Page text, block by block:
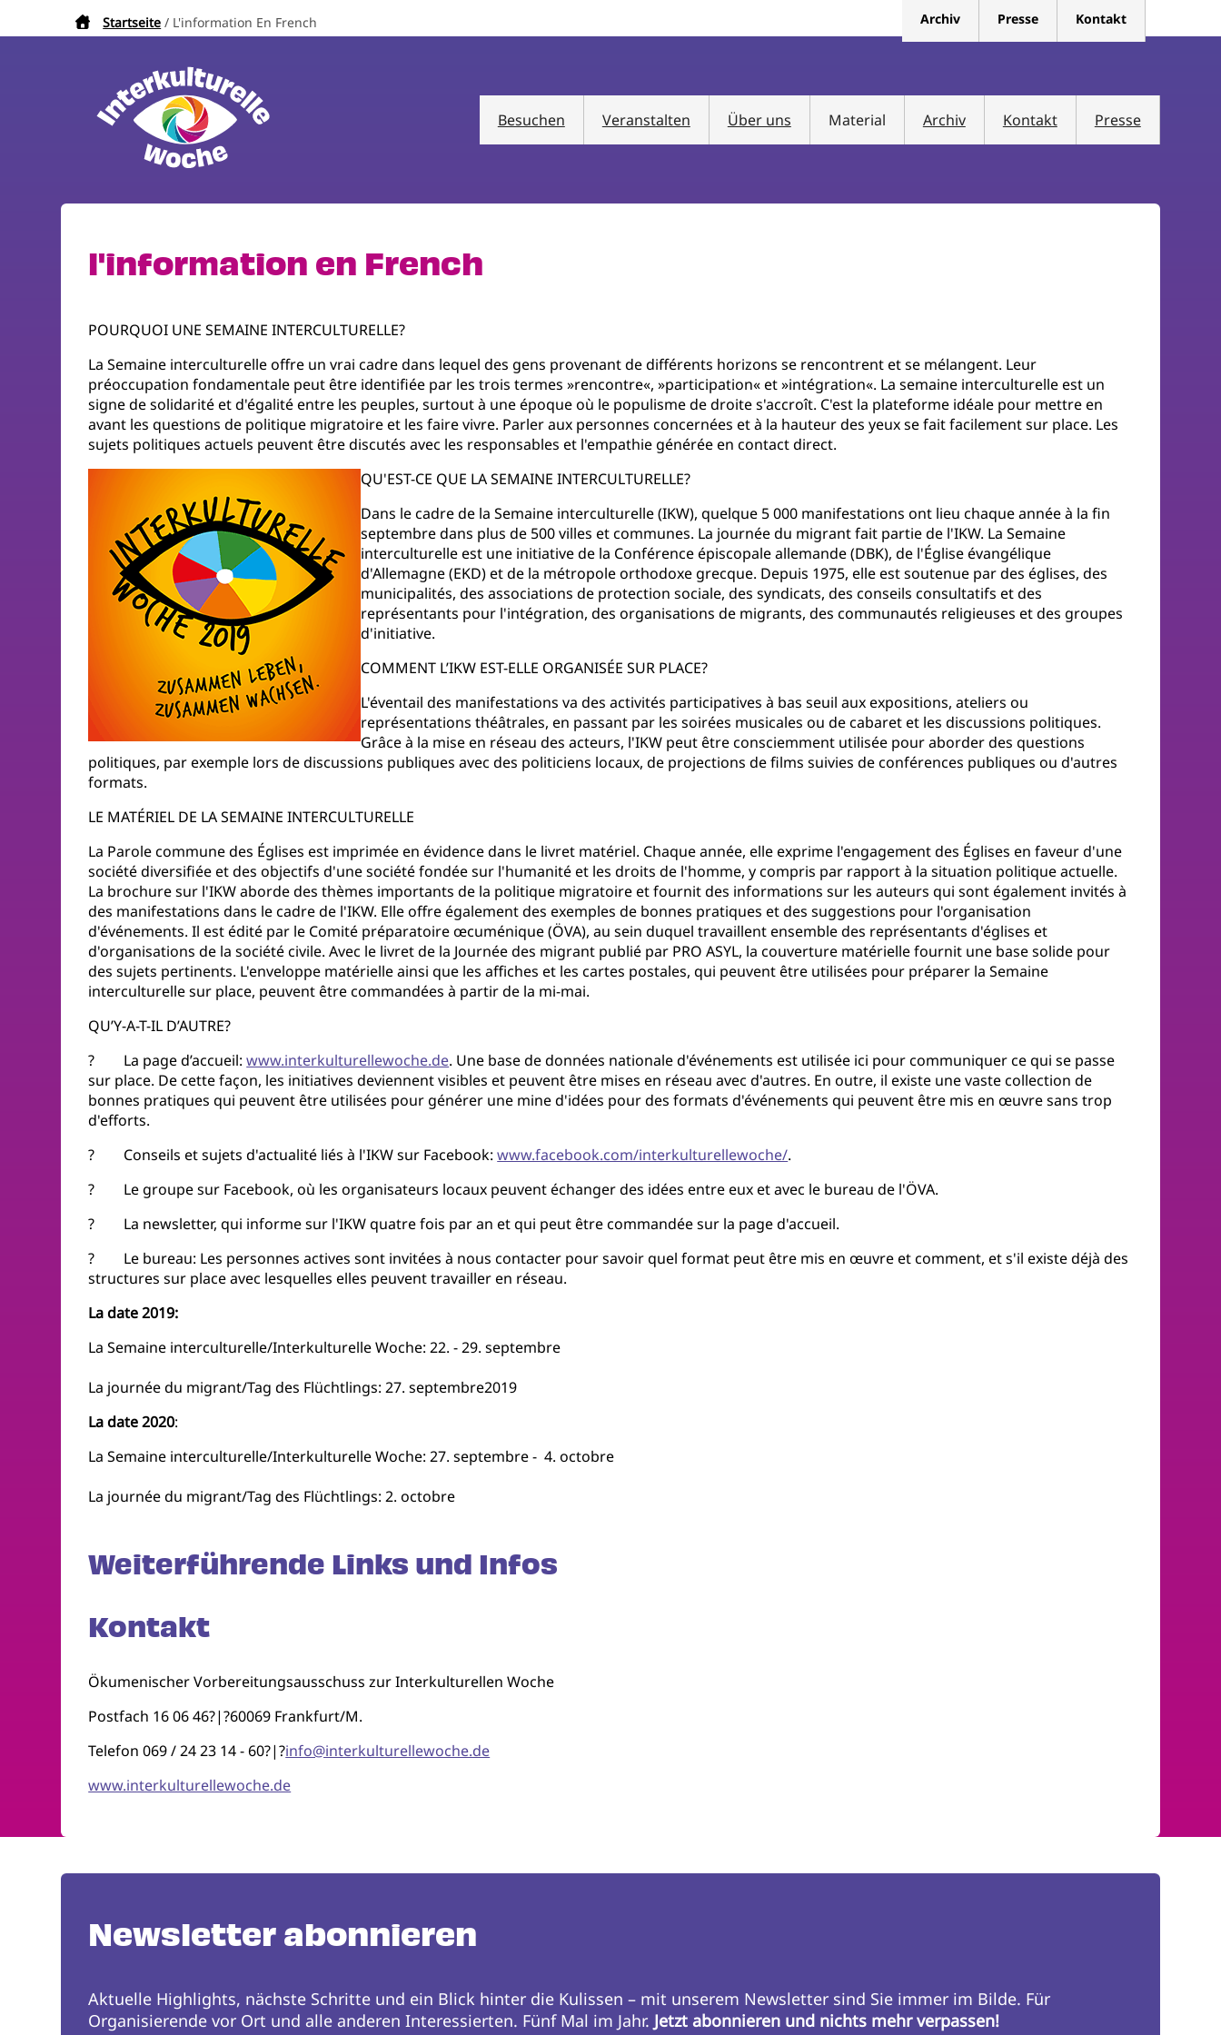
Pfadnavigation
Startseite L'information En French Archiv Presse Kontakt
Besuchen Veranstalten Über uns Material Archiv Kontakt Presse
l'information en French
POURQUOI UNE SEMAINE INTERCULTURELLE?
La Semaine interculturelle offre un vrai cadre dans lequel des gens provenant de différents horizons se rencontrent et se mélangent. Leur
préoccupation fondamentale peut être identifiée par les trois termes »rencontre«, »participation« et »intégration«. La semaine interculturelle est un
signe de solidarité et d'égalité entre les peuples, surtout à une époque où le populisme de droite s'accroît. C'est la plateforme idéale pour mettre en
avant les questions de politique migratoire et les faire vivre. Parler aux personnes concernées et à la hauteur des yeux se fait facilement sur place. Les
sujets politiques actuels peuvent être discutés avec les respons­ables et l'empathie générée en contact direct.
QU'EST-CE QUE LA SEMAINE INTERCULTURELLE?
Dans le cadre de la Semaine interculturelle (IKW), quelque 5 000 manifestations ont lieu chaque année à la fin
septembre dans plus de 500 villes et communes. La journée du migrant fait partie de l'IKW. La Semaine
interculturelle est une initiative de la Conférence épiscopale allemande (DBK), de l'Église évangélique
d'Allemagne (EKD) et de la métropole orthodoxe grecque. Depuis 1975, elle est soutenue par des églises, des
municipalités, des associations de protection sociale, des syndicats, des conseils consultatifs et des
représentants pour l'intégration, des organisations de migrants, des communautés religieuses et des groupes
d'initiative.
COMMENT L’IKW EST-ELLE ORGANISÉE SUR PLACE?
L'éventail des manifestations va des activités participatives à bas seuil aux expositions, ateliers ou
représentations théâtrales, en passant par les soirées musicales ou de cabaret et les discussions politiques.
Grâce à la mise en réseau des acteurs, l'IKW peut être consciemment utilisée pour aborder des questions
politiques, par exemple lors de discussions publiques avec des politiciens ­locaux, de projections de films suivies de conférences publiques ou d'autres
formats.
LE MATÉRIEL DE LA SEMAINE INTERCULTURELLE
La Parole commune des Églises est imprimée en évidence dans le livret matériel. Chaque année, elle exprime l'engagement des Églises en faveur d'une
société diversifiée et des objectifs d'une société fondée sur l'humanité et les droits de l'homme, y compris par rapport à la situation politique actuelle.
La brochure sur l'IKW aborde des thèmes importants de la politique migratoire et fournit des informations sur les auteurs qui sont également invités à
des manifestations dans le cadre de l'IKW. Elle offre également des exemples de bonnes pratiques et des suggestions pour l'organisation
d'événements. Il est édité par le Comité préparatoire œcuménique (ÖVA), au sein duquel travaillent ensemble des représentants d'églises et
d'organisations de la société civile. Avec le livret de la Journée des migrant publié par PRO ASYL, la couverture matérielle fournit une base solide pour
des sujets pertinents. L'enveloppe matérielle ainsi que les affiches et les cartes postales, qui peuvent être utilisées pour préparer la Semaine
interculturelle sur place, peuvent être commandées à partir de la mi-mai.
QU’Y-A-T-IL D’AUTRE?
? La page d’accueil:www.interkulturellewoche.de. Une base de données nationale d'événements est utilisée ici pour communiquer ce qui se passe
sur place. De cette façon, les initiatives deviennent visibles et peuvent être mises en réseau avec d'autres. En outre, il existe une vaste collection de
bonnes pratiques qui peuvent être utilisées pour générer une mine d'idées pour des formats d'événements qui peuvent être mis en œuvre sans trop
d'efforts.
? Conseils et sujets d'actualité liés à l'IKW sur Facebook:www.facebook.com/interkulturellewoche/.
? Le groupe sur Facebook, où les organisateurs locaux peuvent échanger des idées entre eux et avec le bureau de l'ÖVA.
? La newsletter, qui informe sur l'IKW quatre fois par an et qui peut être commandée sur la page d'accueil.
? Le bureau: Les personnes actives sont invitées à nous contacter pour savoir quel format peut être mis en œuvre et comment, et s'il existe déjà des
structures sur place avec lesquelles elles peuvent travailler en réseau.
La date 2019:
La Semaine interculturelle/Interkulturelle Woche: 22. - 29. septembre
La journée du migrant/Tag des Flüchtlings: 27. septembre2019
La date 2020:
La Semaine interculturelle/Interkulturelle Woche: 27. septembre - 4. octobre
La journée du migrant/Tag des Flüchtlings: 2. octobre
Weiterführende Links und Infos
Kontakt
Ökumenischer Vorbereitungsausschuss zur Interkulturellen Woche
Postfach 16 06 46?|?60069 Frankfurt/M.
Telefon 069 / 24 23 14 - 60?|?info@interkulturellewoche.de
www.interkulturellewoche.de
Newsletter abonnieren
Aktuelle Highlights, nächste Schritte und ein Blick hinter die Kulissen – mit unserem Newsletter sind Sie immer im Bilde. Für
Organisierende vor Ort und alle anderen Interessierten. Fünf Mal im Jahr. Jetzt abonnieren und nichts mehr verpassen!